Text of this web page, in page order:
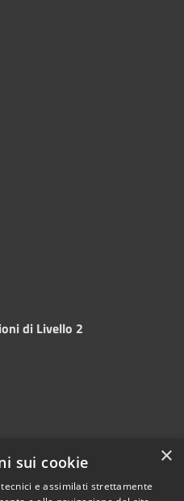
di Livello 2
×
sui cookie
e assimilati strettamente